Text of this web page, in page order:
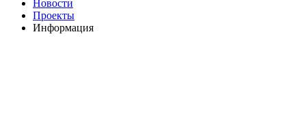
Новости
Проекты
Информация